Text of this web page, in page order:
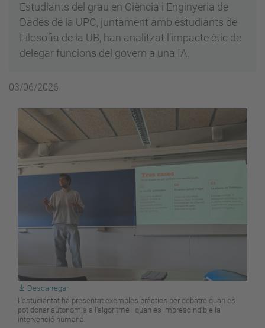
Estudiants del grau en Ciència i Enginyeria de
Dades de la UPC, juntament amb estudiants de
Filosofia de la UB, han analitzat l’impacte ètic de
delegar funcions del govern a una IA.
03/06/2026
Descarregar
L'estudiantat ha presentat exemples pràctics per debatre quan es
pot donar autonomia a l’algoritme i quan és imprescindible la
intervenció humana.